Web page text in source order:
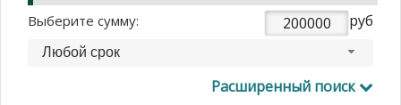
Выберите сумму: руб
Любой срок
Расширенный поиск